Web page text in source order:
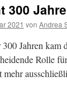
300
2021 von Andrea
Jahren kam
Rolle